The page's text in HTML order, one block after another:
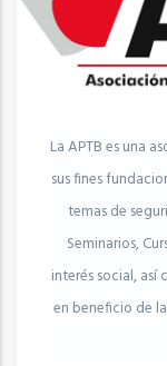
La APTB es una
sus fines
temas de
Seminarios,
interés social,
en beneficio de